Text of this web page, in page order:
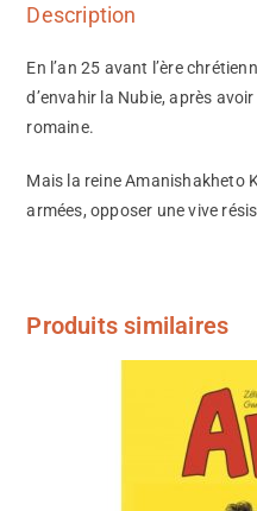
Description
En l’an 25 avant l’ère
d’envahir la Nubie, après
romaine.
Mais la reine Amanishakheto
armées, opposer une vive
Produits similaires